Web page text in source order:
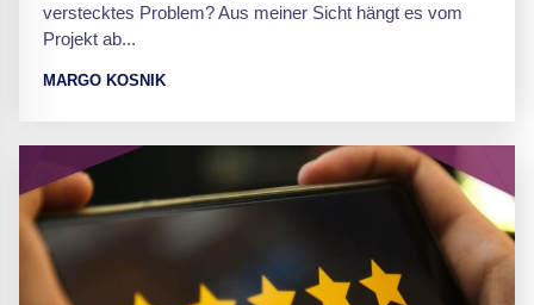
verstecktes Problem? Aus meiner Sicht hängt es vom
Projekt ab...
MARGO KOSNIK